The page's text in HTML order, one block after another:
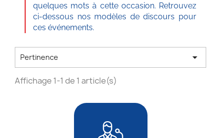
quelques mots à cette occasion. Retrouvez
ci-dessous nos modèles de discours pour
ces événements.
Pertinence 
Affichage 1-1 de 1 article(s)